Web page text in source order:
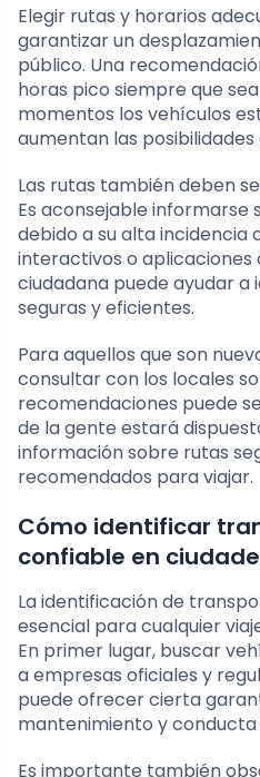
Elegir rutas y horarios
garantizar un
público. Una
horas pico siempre que
momentos los vehículos
aumentan las posibilidades
Las rutas también deben
Es aconsejable informarse
debido a su alta incidencia
interactivos o aplicaciones
ciudadana puede ayudar a
seguras y eficientes.
Para aquellos que son
consultar con los locales
recomendaciones puede
de la gente estará
información sobre rutas
recomendados para viajar.
Cómo identificar
confiable en
La identificación de
esencial para cualquier
En primer lugar, buscar
a empresas oficiales y
puede ofrecer cierta
mantenimiento y
Es importante también